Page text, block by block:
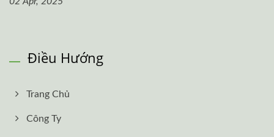
Điều Hướng
Trang Chủ
Công Ty